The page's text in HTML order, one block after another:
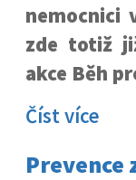
nemocnici
zde totiž
akce Běh
Číst více
Prevence